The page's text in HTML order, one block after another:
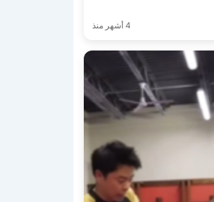
4 أشهر منذ